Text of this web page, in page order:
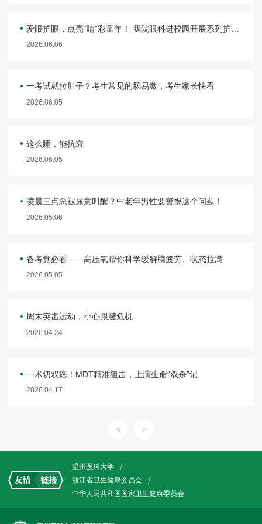
2026.06.06
一考试就拉肚子？考生常见的肠易激，考生家长快看
2026.06.05
这么睡，能抗衰
2026.06.05
凌晨三点总被尿意叫醒？中老年男性要警惕这个问题！
2026.05.06
备考党必看——高压氧帮你科学缓解脑疲劳、状态拉满
2026.05.05
周末突击运动，小心跟腱危机
2026.04.24
一术切双癌！MDT精准狙击，上演生命“双杀”记
2026.04.17
温州医科大学
浙江省卫生健康委员会
中华人民共和国国家卫生健康委员会